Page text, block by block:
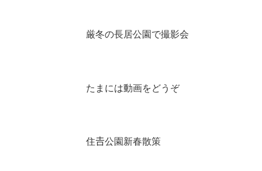
厳冬の長居公園で撮影会
たまには動画をどうぞ
住𠮷公園新春散策